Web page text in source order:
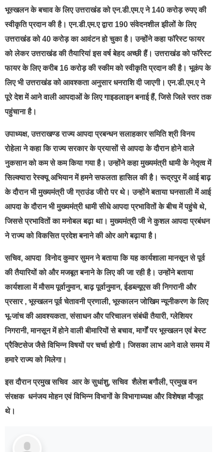
भूस्खलन के बचाव के लिए उत्तराखंड को एन.डी.एम.ए ने 140 करोड़ रुपए की
स्वीकृति प्रदान की है। एन.डी.एम.ए द्वारा 190 संवेदनशील झीलों के लिए
उत्तराखंड को 40 करोड़ का आवंटन हो चुका है। उन्होंने कहा फॉरेस्ट फायर
को लेकर उत्तराखंड की तैयारियां इस वर्ष बेहद अच्छी हैं। उत्तराखंड को फॉरेस्ट
फायर के लिए करीब 16 करोड़ की स्कीम को स्वीकृति प्रदान की है। भूकंप के
लिए भी उत्तराखंड को आवश्कता अनुसार धनराशि दी जाएगी। एन.डी.एम.ए ने
पूरे देश में आने वाली आपदाओं के लिए गाइडलाइन बनाई हैं, जिसे जिले स्तर तक
पहुंचाना है।
उपाध्यक्ष, उत्तराखण्ड राज्य आपदा प्रबन्धन सलाहकार समिति श्री विनय
रोहेला ने कहा कि राज्य सरकार के प्रयासों से आपदा के दौरान होने वाले
नुकसान को कम से कम किया गया है। उन्होंने कहा मुख्यमंत्री धामी के नेतृत्व में
सिल्क्यारा रेस्क्यू अभियान में हमने सफलता हासिल की है। रूद्रपुर में आई बाढ़
के दौरान भी मुख्यमंत्री जी ग्राउंड जीरो पर थे। उन्होंने बताया घनसाली में आई
आपदा के दौरान भी मुख्यमंत्री धामी सीधे आपदा प्रभावितों के बीच में पहुंचे थे,
जिससे प्रभावितों का मनोबल बढ़ा था। मुख्यमंत्री जी ने कुशल आपदा प्रबंधन
ने राज्य को विकसित प्रदेश बनाने की ओर आगे बढ़ाया है।
सचिव, आपदा विनोद कुमार सुमन ने बताया कि यह कार्यशाला मानसून से पूर्व
की तैयारियों को और मजबूत बनाने के लिए की जा रही है। उन्होंने बताया
कार्यशाला में मौसम पूर्वानुमान, बाढ़ पूर्वानुमान, ईडब्ल्यूएस की निगरानी और
प्रसार , भूस्खलन पूर्व चेतावनी प्रणाली, भूस्कालन जोखिम न्यूनीकरण के लिए
भू-जांच की आवश्यकता, संसाधन और परिचालन संबंधी तैयारी, ग्लेशियर
निगरानी, मानसून में होने वाली बीमारियों से बचाव, मार्गों पर भूस्खलन एवं बेस्ट
प्रैक्टिसेज जैसे विभिन्न विषयों पर चर्चा होगी। जिसका लाभ आने वाले समय में
हमारे राज्य को मिलेगा।
इस दौरान प्रमुख सचिव आर के सुधांशु, सचिव शैलेश बगौली, प्रमुख वन
संरक्षक धनंजय मोहन एवं विभिन्न विभागों के विभागाध्यक्ष और विशेषज्ञ मौजूद
थे।